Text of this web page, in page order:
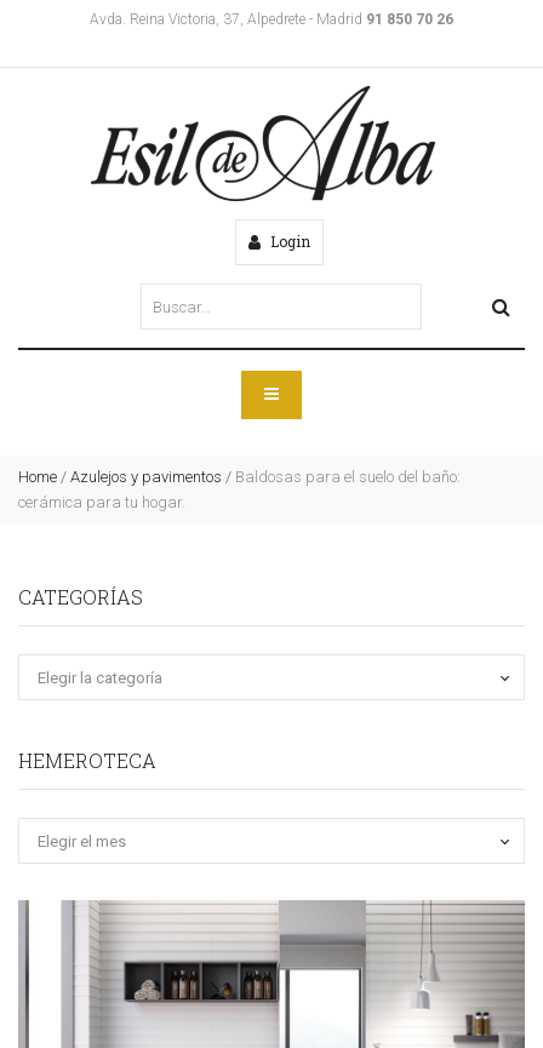
Avda. Reina Victoria, 37, Alpedrete - Madrid 91 850 70 26
Login
Home / Azulejos y pavimentos / Baldosas para el suelo del baño:
cerámica para tu hogar.
CATEGORÍAS
HEMEROTECA